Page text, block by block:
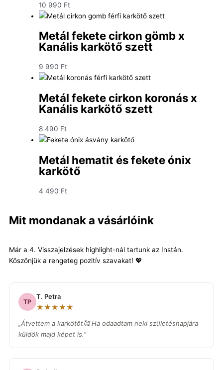
10 990 Ft
Metál fekete cirkon gömb x
Kanális karkötő szett
9 990 Ft
Metál fekete cirkon koronás x
Kanális karkötő szett
8 490 Ft
Metál hematit és fekete ónix
karkötő
4 490 Ft
Mit mondanak a vásárlóink
Már a 4. Visszajelzések highlight-nál tartunk az Instán.
Köszönjük a rengeteg pozitív szavakat! 💖
TP
T. Petra
★★★★★
„Átvettem a karkötőt🥰 Ha odaadtam neki születésnapjára
küldök majd képet is.”